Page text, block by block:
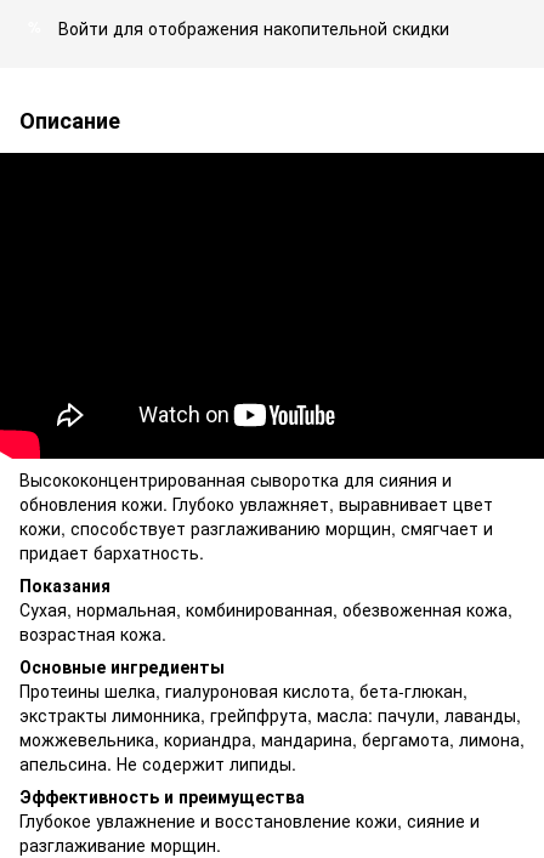
Войти для отображения накопительной скидки
Описание
Высококонцентрированная сыворотка для сияния и
обновления кожи. Глубоко увлажняет, выравнивает цвет
кожи, способствует разглаживанию морщин, смягчает и
придает бархатность.
Показания
Сухая, нормальная, комбинированная, обезвоженная кожа,
возрастная кожа.
Основные ингредиенты
Протеины шелка, гиалуроновая кислота, бета-глюкан,
экстракты лимонника, грейпфрута, масла: пачули, лаванды,
можжевельника, кориандра, мандарина, бергамота, лимона,
апельсина. Не содержит липиды.
Эффективность и преимущества
Глубокое увлажнение и восстановление кожи, сияние и
разглаживание морщин.